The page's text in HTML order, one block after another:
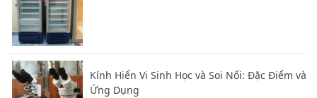
Kính Hiển Vi Sinh Học và Soi Nổi: Đặc Điểm và
Ứng Dụng